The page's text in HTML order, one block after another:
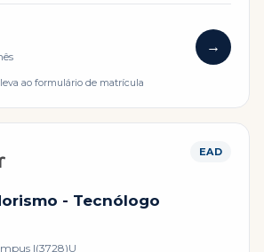
→
ao formulário de matrícula
EAD
- Tecnólogo
I(3728)U